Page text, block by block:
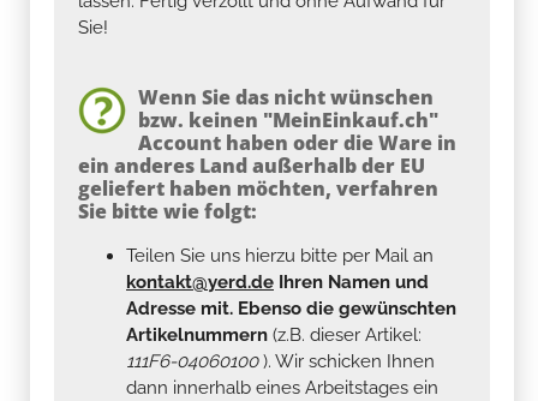
Sie!
Wenn Sie das nicht wünschen
bzw. keinen "MeinEinkauf.ch"
Account haben oder die Ware in
ein anderes Land außerhalb der EU
geliefert haben möchten, verfahren
Sie bitte wie folgt:
Teilen Sie uns hierzu bitte per Mail an
kontakt@yerd.de Ihren Namen und
Adresse mit. Ebenso die gewünschten
Artikelnummern (z.B. dieser Artikel:
111F6-04060100). Wir schicken Ihnen
dann innerhalb eines Arbeitstages ein